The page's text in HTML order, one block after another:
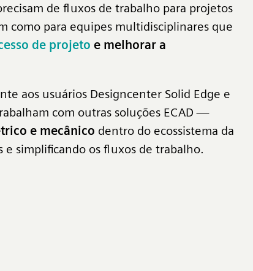
de fluxos de trabalho para projetos
como para equipes multidisciplinares que
de projeto e melhorar a
aos usuários Designcenter Solid Edge e
com outras soluções ECAD —
e mecânico dentro do ecossistema da
e simplificando os fluxos de trabalho.